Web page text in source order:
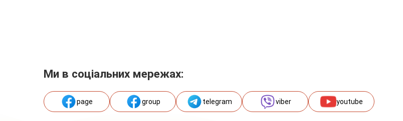
Ми в соціальних мережах:
page group telegram viber youtube